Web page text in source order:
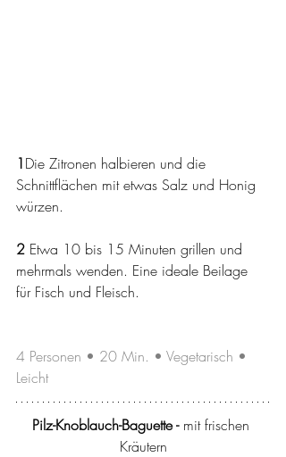
1Die Zitronen halbieren und die
Schnittflächen mit etwas Salz und Honig
würzen.
2 Etwa 10 bis 15 Minuten grillen und
mehrmals wenden. Eine ideale Beilage
für Fisch und Fleisch.
4 Personen • 20 Min. • Vegetarisch •
Leicht
Pilz-Knoblauch-Baguette - mit frischen
Kräutern